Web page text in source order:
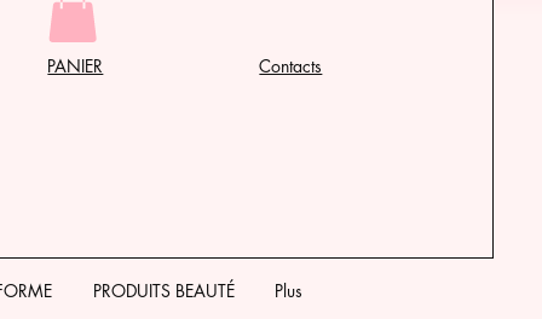
PANIER Contacts
PRODUITS BEAUTÉ Plus